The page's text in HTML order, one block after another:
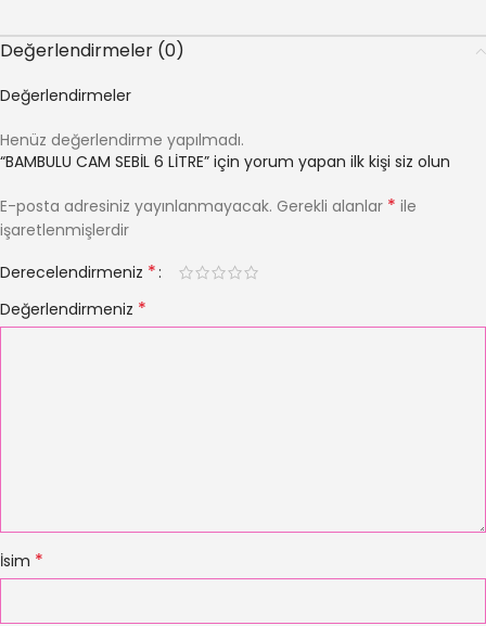
Değerlendirmeler (0)
Değerlendirmeler
Henüz değerlendirme yapılmadı.
“BAMBULU CAM SEBİL 6 LİTRE” için yorum yapan ilk kişi siz olun
E-posta adresiniz yayınlanmayacak. Gerekli alanlar * ile
işaretlenmişlerdir
Derecelendirmeniz *
Değerlendirmeniz *
İsim *